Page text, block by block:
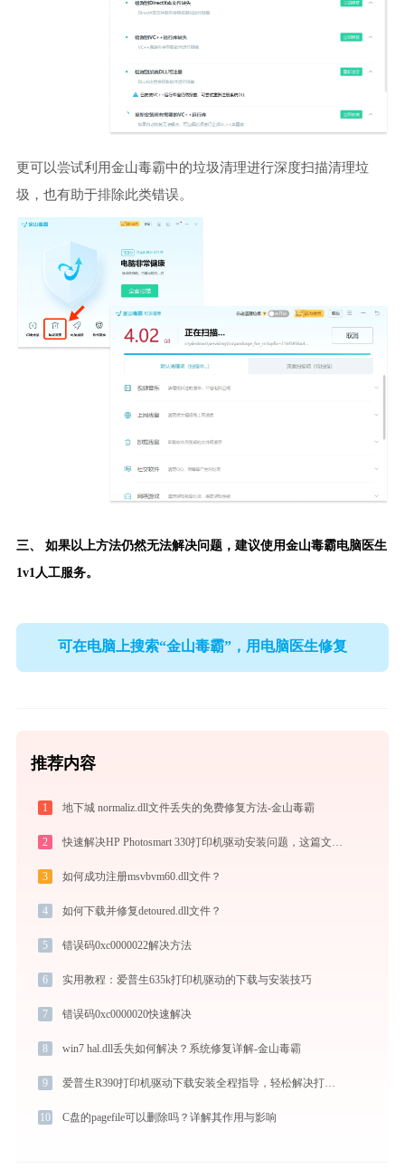
更可以尝试利用金山毒霸中的垃圾清理进行深度扫描清理垃
圾，也有助于排除此类错误。
三、 如果以上方法仍然无法解决问题，建议使用金山毒霸电脑医生
1v1人工服务。
可在电脑上搜索“金山毒霸”，用电脑医生修复
推荐内容
1 地下城 normaliz.dll文件丢失的免费修复方法-金山毒霸
2
3 如何成功注册msvbvm60.dll文件？
4 如何下载并修复detoured.dll文件？
5 错误码0xc0000022解决方法
6 实用教程：爱普生635k打印机驱动的下载与安装技巧
7 错误码0xc0000020快速解决
8 win7 hal.dll丢失如何解决？系统修复详解-金山毒霸
9 爱普生R390打印机驱动下载安装全程指导，轻松解决打印问题
10 C盘的pagefile可以删除吗？详解其作用与影响